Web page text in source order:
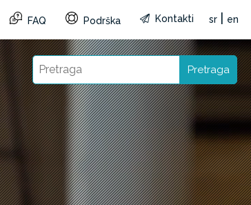
FAQ Podrška Kontakti sr en
Pretraga